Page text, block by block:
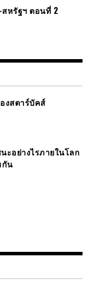
หรัฐฯ ตอนที่ 2
งสตาร์บัคส์
ะอย่างไรภายในโลก
กัน